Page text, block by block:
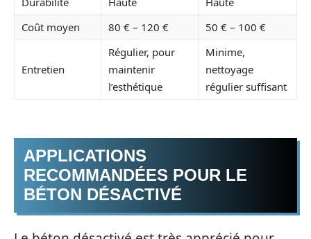
Coût moyen
80 € – 120 € 50 € – 100 €
Entretien
Régulier, pour
maintenir
l’esthétique
Minime,
nettoyage
régulier suffisant
APPLICATIONS
RECOMMANDÉES POUR LE
BÉTON DÉSACTIVÉ